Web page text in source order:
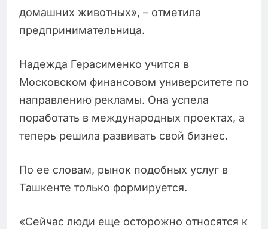
домашних животных», – отметила
предпринимательница.
Надежда Герасименко учится в
Московском финансовом университете по
направлению рекламы. Она успела
поработать в международных проектах, а
теперь решила развивать свой бизнес.
По ее словам, рынок подобных услуг в
Ташкенте только формируется.
«Сейчас люди еще осторожно относятся к